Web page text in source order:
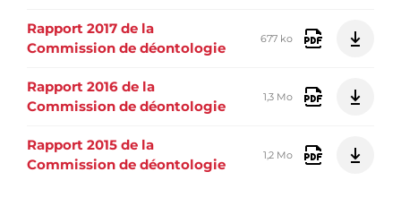
Rapport 2017 de la
Commission de déontologie
677 ko
Rapport 2016 de la
Commission de déontologie
1,3 Mo
Rapport 2015 de la
Commission de déontologie
1,2 Mo